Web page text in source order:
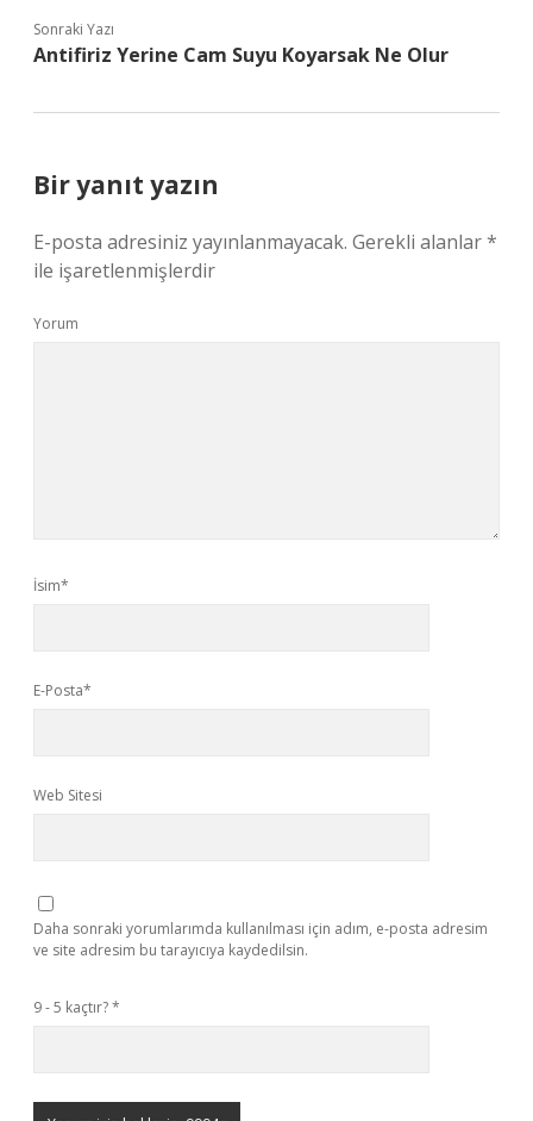
Sonraki Yazı
Antifiriz Yerine Cam Suyu Koyarsak Ne Olur
Bir yanıt yazın
E-posta adresiniz yayınlanmayacak. Gerekli alanlar*
ile işaretlenmişlerdir
Yorum
İsim*
E-Posta*
Web Sitesi
Daha sonraki yorumlarımda kullanılması için adım, e-posta adresim
ve site adresim bu tarayıcıya kaydedilsin.
9 - 5 kaçtır?*